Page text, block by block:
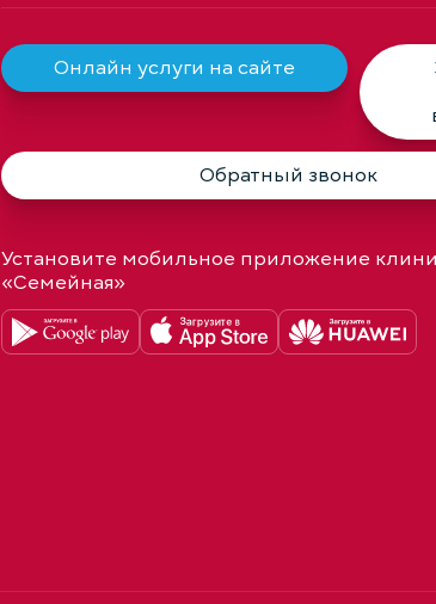
Онлайн услуги на сайте
Обратный звонок
Установите мобильное приложение
«Семейная»